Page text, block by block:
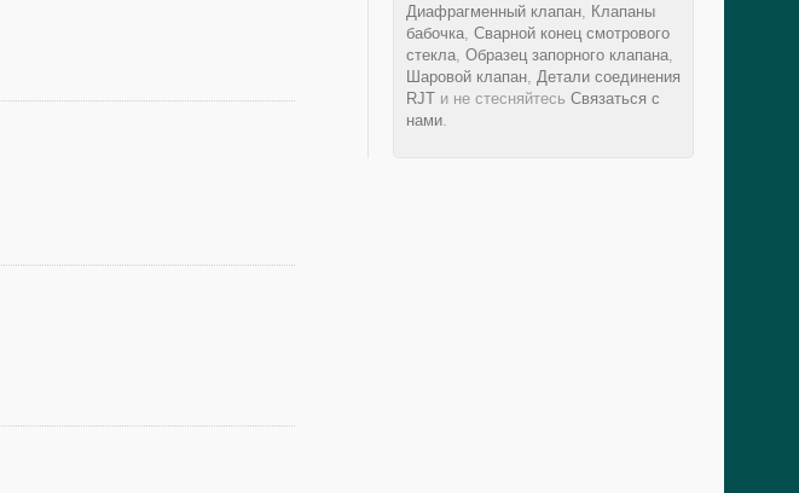
Диафрагменный клапан, Клапаны
бабочка, Сварной конец смотрового
стекла, Образец запорного клапана,
Шаровой клапан, Детали соединения
RJT и не стесняйтесь Связаться с
нами.